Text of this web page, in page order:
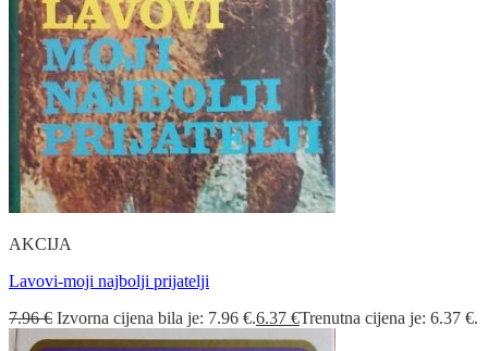
AKCIJA
Lavovi-moji najbolji prijatelji
7.96€ Izvorna cijena bila je: 7.96 €.6.37 €Trenutna cijena je: 6.37 €.